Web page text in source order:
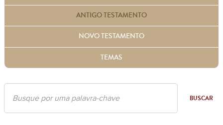
ANTIGO TESTAMENTO
NOVO TESTAMENTO
TEMAS
BUSCAR